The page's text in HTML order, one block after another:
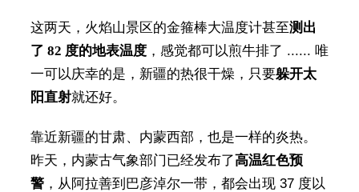
这两天，火焰山景区的金箍棒大温度计甚至测出
了 82 度的地表温度，感觉都可以煎牛排了 ...... 唯
一可以庆幸的是，新疆的热很干燥，只要躲开太
阳直射就还好。
靠近新疆的甘肃、内蒙西部，也是一样的炎热。
昨天，内蒙古气象部门已经发布了高温红色预
警，从阿拉善到巴彦淖尔一带，都会出现 37 度以